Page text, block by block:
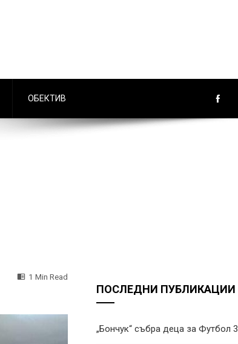
ОБЕКТИВ
1 Min Read
ПОСЛЕДНИ ПУБЛИКАЦИИ
„Бончук“ събра деца за Футбол 3